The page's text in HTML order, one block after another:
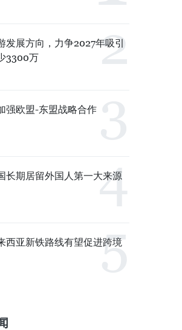
发展方向，力争2027年吸引
3300万
强欧盟-东盟战略合作
长期居留外国人第一大来源
西亚新铁路线有望促进跨境